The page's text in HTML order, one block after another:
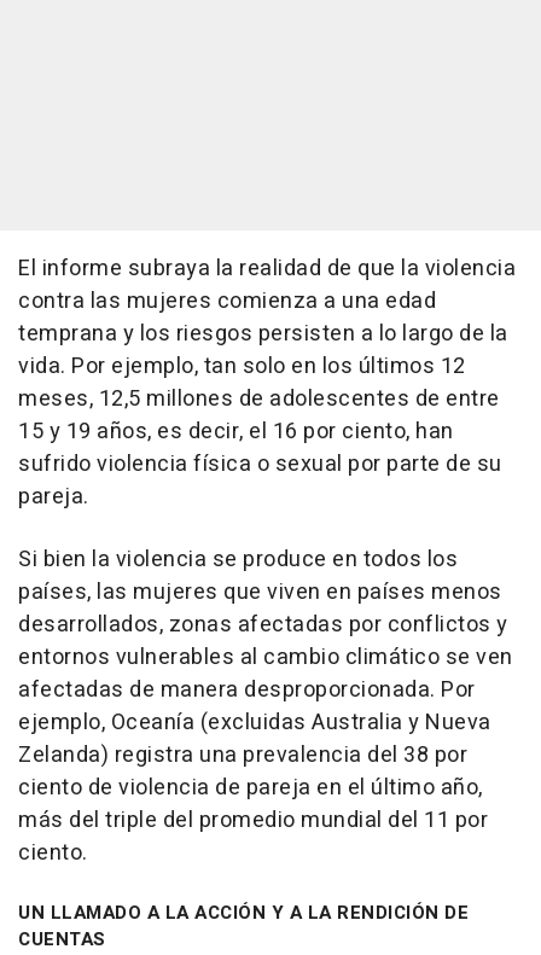
El informe subraya la realidad de que la violencia
contra las mujeres comienza a una edad
temprana y los riesgos persisten a lo largo de la
vida. Por ejemplo, tan solo en los últimos 12
meses, 12,5 millones de adolescentes de entre
15 y 19 años, es decir, el 16 por ciento, han
sufrido violencia física o sexual por parte de su
pareja.
Si bien la violencia se produce en todos los
países, las mujeres que viven en países menos
desarrollados, zonas afectadas por conflictos y
entornos vulnerables al cambio climático se ven
afectadas de manera desproporcionada. Por
ejemplo, Oceanía (excluidas Australia y Nueva
Zelanda) registra una prevalencia del 38 por
ciento de violencia de pareja en el último año,
más del triple del promedio mundial del 11 por
ciento.
UN LLAMADO A LA ACCIÓN Y A LA RENDICIÓN DE
CUENTAS